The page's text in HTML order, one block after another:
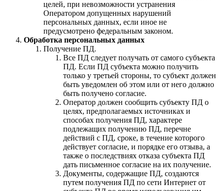
целей, при невозможности устранения
Оператором допущенных нарушений
персональных данных, если иное не
предусмотрено федеральным законом.
Обработка персональных данных
Получение ПД.
Все ПД следует получать от самого субъекта
ПД. Если ПД субъекта можно получить
только у третьей стороны, то субъект должен
быть уведомлен об этом или от него должно
быть получено согласие.
Оператор должен сообщить субъекту ПД о
целях, предполагаемых источниках и
способах получения ПД, характере
подлежащих получению ПД, перечне
действий с ПД, сроке, в течение которого
действует согласие, и порядке его отзыва, а
также о последствиях отказа субъекта ПД
дать письменное согласие на их получение.
Документы, содержащие ПД, создаются
путем получения ПД по сети Интернет от